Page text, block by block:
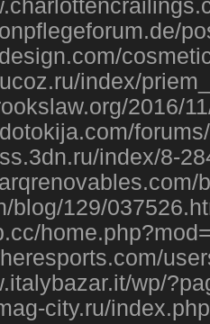
index/
2016/
index/8-
blog/129/
wp/
city.ru/